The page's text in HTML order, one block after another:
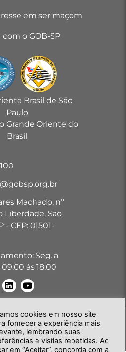
em ser maçom
com o GOB-SP
Brasil de São
Paulo
Grande Oriente do
Brasil
Machado, nº
Liberdade, São
- CEP: 01501-
Seg. a
09:00 às 18:00
os direitos reservados à GOB-SP |
Comunicação e Informática do GOB-SP
PARA VOCÊ!
cookies em nosso site
fornecer a experiência mais
lembrando suas
e visitas repetidas. Ao
em “Aceitar”, concorda com a